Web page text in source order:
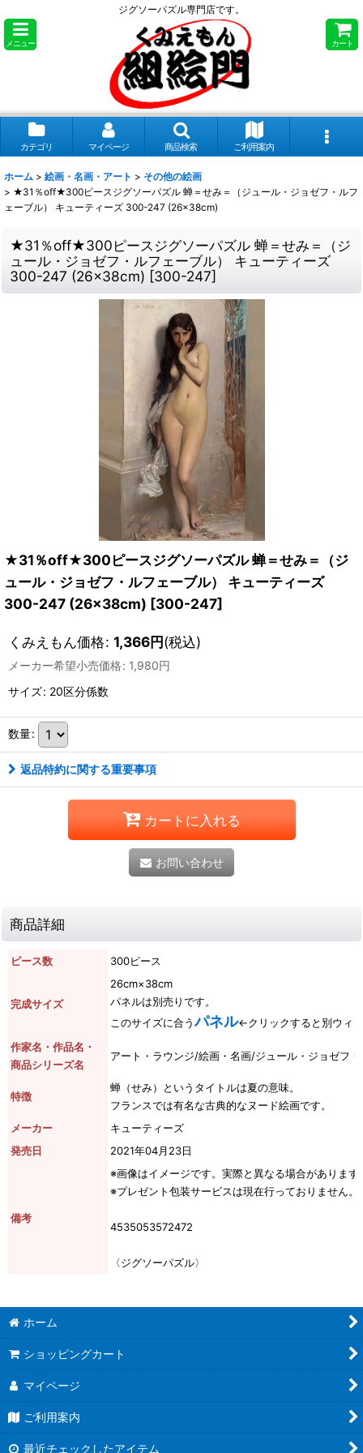
ジグソーパズル専門店です。
メニュー カート
カテゴリ マイページ 商品検索 ご利用案内
ホーム > 絵画・名画・アート > その他の絵画
> ★31％off★300ピースジグソーパズル 蝉＝せみ＝（ジュール・ジョゼフ・ルフ
ェーブル） キューティーズ 300-247 (26×38cm)
★31％off★300ピースジグソーパズル 蝉＝せみ＝（ジ
ュール・ジョゼフ・ルフェーブル） キューティーズ
300-247 (26×38cm) [300-247]
★31％off★300ピースジグソーパズル 蝉＝せみ＝（ジ
ュール・ジョゼフ・ルフェーブル） キューティーズ
300-247 (26×38cm) [300-247]
くみえもん価格: 1,366円(税込)
メーカー希望小売価格: 1,980円
サイズ: 20区分係数
数量:
返品特約に関する重要事項
カートに入れる
お問い合わせ
商品詳細
ピース数 300ピース
完成サイズ
26cm×38cm
パネルは別売りです。
このサイズに合うパネル←クリックすると別ウィ
作家名・作品名・
商品シリーズ名
アート・ラウンジ/絵画・名画/ジュール・ジョゼフ
特徴
蝉（せみ）というタイトルは夏の意味。
フランスでは有名な古典的なヌード絵画です。
メーカー
キューティーズ
発売日
2021年04月23日
備考
※画像はイメージです。実際と異なる場合があります
※プレゼント包装サービスは現在行っておりません。
4535053572472
〈ジグソーパズル〉
ホーム
ショッピングカート
マイページ
ご利用案内
最近チェックしたアイテム